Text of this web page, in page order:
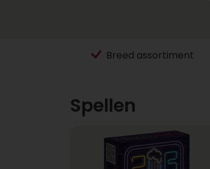
Breed assortiment
Spellen